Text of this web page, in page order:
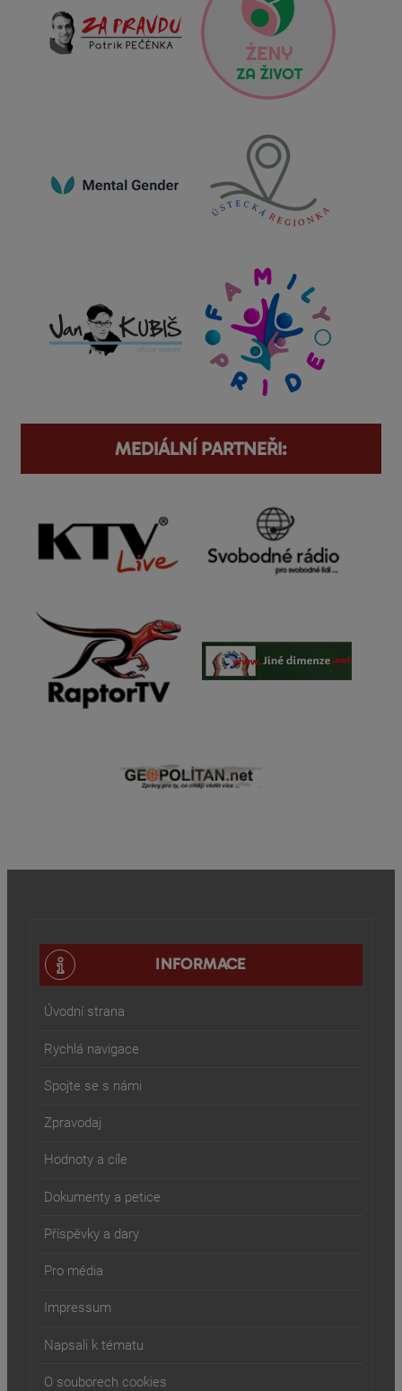
MEDIÁLNÍ PARTNEŘI:
INFORMACE
Úvodní strana
Rychlá navigace
Spojte se s námi
Zpravodaj
Hodnoty a cíle
Dokumenty a petice
Příspěvky a dary
Pro média
Impressum
Napsali k tématu
O souborech cookies